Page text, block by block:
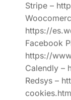
Stripe –
https://
Facebook
https://
Calendly –
Redsys –